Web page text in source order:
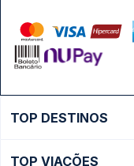
TOP DESTINOS
TOP VIAÇÕES